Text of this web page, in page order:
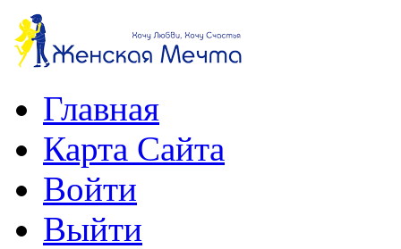
Главная
Карта Сайта
Войти
Выйти